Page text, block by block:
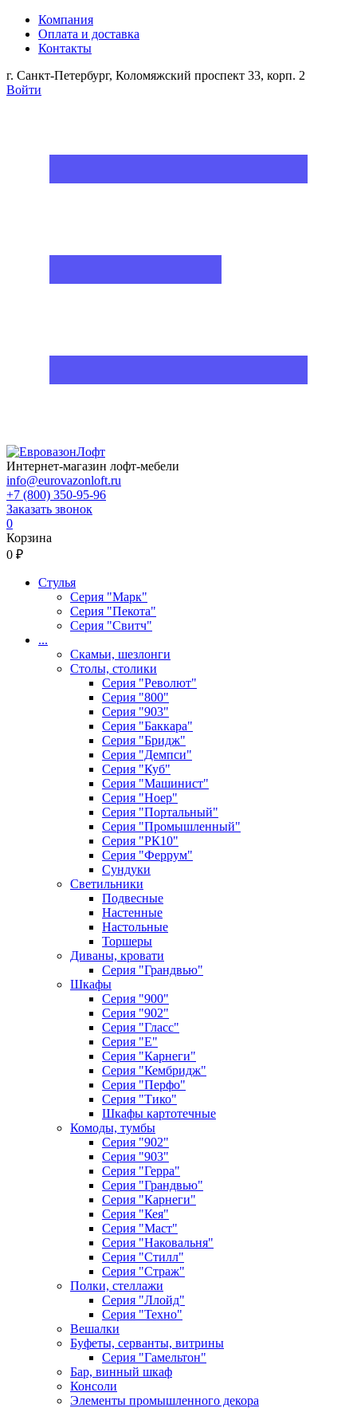
Компания
Оплата и доставка
Контакты
г. Санкт-Петербург, Коломяжский проспект 33, корп. 2
Войти
Интернет-магазин лофт-мебели
info@eurovazonloft.ru
+7 (800) 350-95-96
Заказать звонок
0
Корзина
0 ₽
Стулья
Серия "Марк"
Серия "Пекота"
Серия "Свитч"
...
Скамьи, шезлонги
Столы, столики
Серия "Револют"
Серия "800"
Серия "903"
Серия "Баккара"
Серия "Бридж"
Серия "Демпси"
Серия "Куб"
Серия "Машинист"
Серия "Ноер"
Серия "Портальный"
Серия "Промышленный"
Серия "РК10"
Серия "Феррум"
Сундуки
Светильники
Подвесные
Настенные
Настольные
Торшеры
Диваны, кровати
Серия "Грандвью"
Шкафы
Серия "900"
Серия "902"
Серия "Гласс"
Серия "Е"
Серия "Карнеги"
Серия "Кембридж"
Серия "Перфо"
Серия "Тико"
Шкафы картотечные
Комоды, тумбы
Серия "902"
Серия "903"
Серия "Герра"
Серия "Грандвью"
Серия "Карнеги"
Серия "Кея"
Серия "Маст"
Серия "Наковальня"
Серия "Стилл"
Серия "Страж"
Полки, стеллажи
Серия "Ллойд"
Серия "Техно"
Вешалки
Буфеты, серванты, витрины
Серия "Гамельтон"
Бар, винный шкаф
Консоли
Элементы промышленного декора